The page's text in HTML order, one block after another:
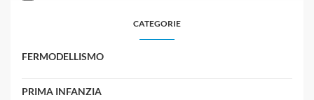
CATEGORIE
FERMODELLISMO
PRIMA INFANZIA